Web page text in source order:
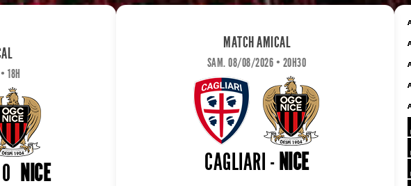
18H
NICE
MATCH AMICAL
SAM. 08/08/2026 • 20H30
CAGLIARI -NICE